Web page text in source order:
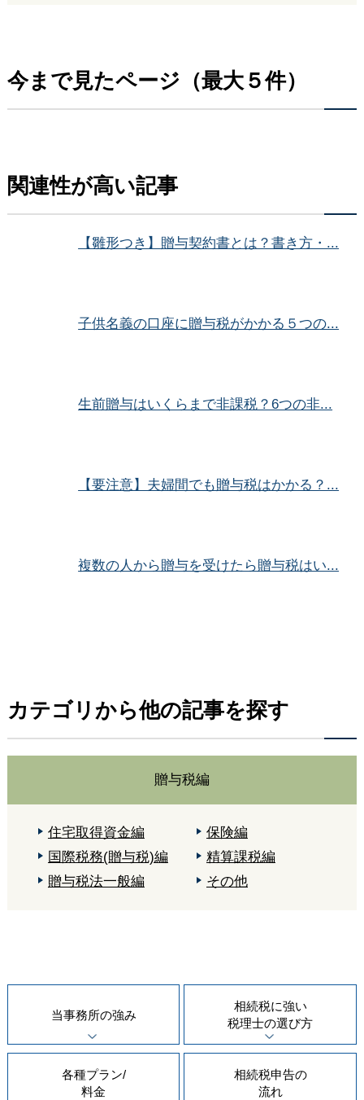
今まで見たページ（最大５件）
関連性が高い記事
【雛形つき】贈与契約書とは？書き方・...
子供名義の口座に贈与税がかかる５つの...
生前贈与はいくらまで非課税？6つの非...
【要注意】夫婦間でも贈与税はかかる？...
複数の人から贈与を受けたら贈与税はい...
カテゴリから他の記事を探す
贈与税編
住宅取得資金編
保険編
国際税務(贈与税)編
精算課税編
贈与税法一般編
その他
当事務所の強み
相続税に強い
税理士の選び方
各種プラン/
料金
相続税申告の
流れ